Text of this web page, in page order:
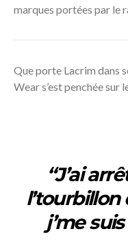
marques portées par le
Que porte Lacrim dans
Wear s’est penchée sur
“J’ai
j’me